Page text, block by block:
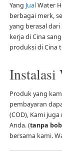
Yang JualWater
berbagai merk,
yang berasal
kerja di Cina
produksi di Cina
Instalasi
Produk yang
pembayaran
(COD), Kami
Anda. (tanpa
bersama kami.